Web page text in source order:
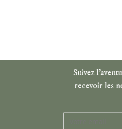
Suivez
recevoir les